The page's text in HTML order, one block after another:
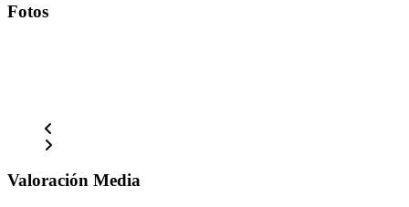
Fotos
Valoración Media